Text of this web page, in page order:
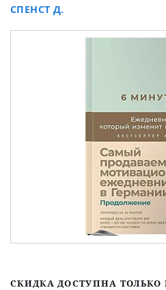
СПЕНСТ Д.
СКИДКА ДОСТУПНА ТОЛЬКО